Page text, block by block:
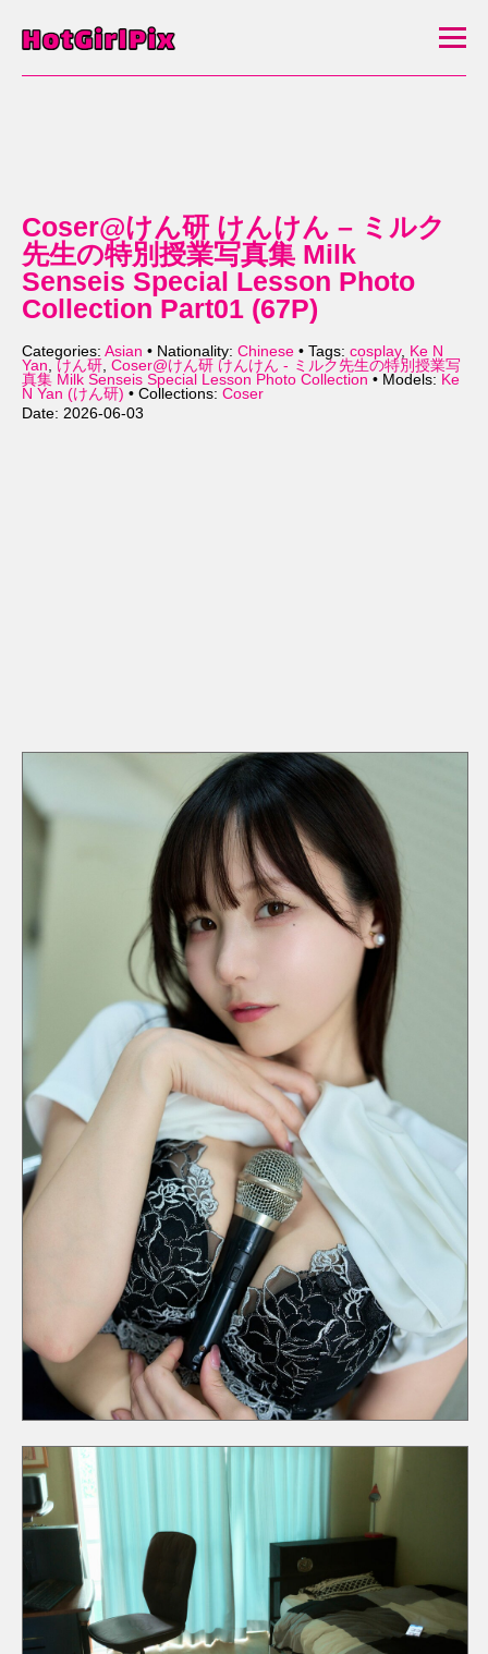
Coser@けん研 けんけん – ミルク
先生の特別授業写真集 Milk
Senseis Special Lesson Photo
Collection Part01 (67P)
Categories: Asian • Nationality: Chinese • Tags: cosplay, Ke N
Yan, けん研, Coser@けん研 けんけん - ミルク先生の特別授業写
真集 Milk Senseis Special Lesson Photo Collection • Models: Ke
N Yan (けん研) • Collections: Coser
Date: 2026-06-03